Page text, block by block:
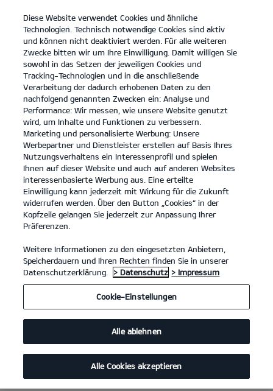
open
menu
KONTAKT
Der Kia EV2 Probefahrt / Angebot
Konfigurator
... ... DER KIA EV2
Diese Website verwendet Cookies und ähnliche
Technologien. Technisch notwendige Cookies sind aktiv
und können nicht deaktiviert werden. Für alle weiteren
Zwecke bitten wir um Ihre Einwilligung. Damit willigen Sie
sowohl in das Setzen der jeweiligen Cookies und
Tracking-Technologien und in die anschließende
Verarbeitung der dadurch erhobenen Daten zu den
nachfolgend genannten Zwecken ein: Analyse und
Performance: Wir messen, wie unsere Website genutzt
wird, um Inhalte und Funktionen zu verbessern.
Marketing und personalisierte Werbung: Unsere
Werbepartner und Dienstleister erstellen auf Basis Ihres
Nutzungsverhaltens ein Interessenprofil und spielen
Ihnen auf dieser Website und auch auf anderen Websites
interessenbasierte Werbung aus. Eine erteilte
Einwilligung kann jederzeit mit Wirkung für die Zukunft
widerrufen werden. Über den Button „Cookies“ in der
Kopfzeile gelangen Sie jederzeit zur Anpassung Ihrer
Präferenzen.
Weitere Informationen zu den eingesetzten Anbietern,
Speicherdauern und Ihren Rechten finden Sie in unserer
Datenschutzerklärung.
> Datenschutz > Impressum
Cookie-Einstellungen
Alle ablehnen
Alle Cookies akzeptieren